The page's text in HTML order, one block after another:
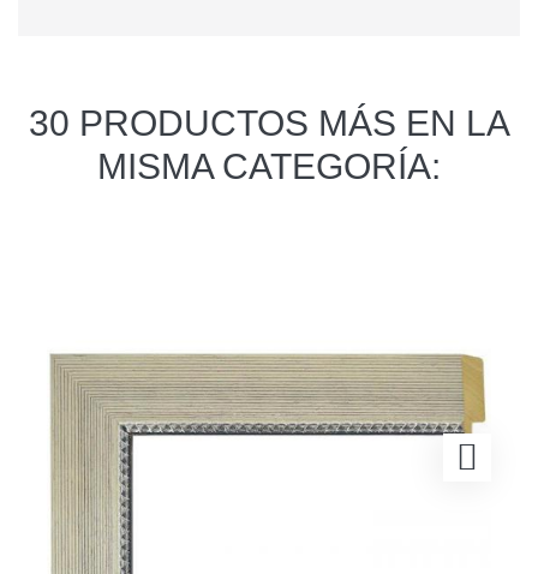
30 PRODUCTOS MÁS EN LA
MISMA CATEGORÍA: